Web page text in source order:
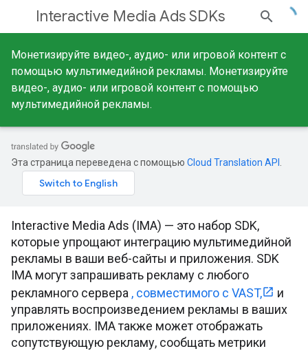
Interactive Media Ads SDKs
Монетизируйте видео-, аудио- или игровой контент с
помощью мультимедийной рекламы. Монетизируйте
видео-, аудио- или игровой контент с помощью
мультимедийной рекламы.
Эта страница переведена с помощью Cloud Translation API
Interactive Media Ads (IMA) — это набор SDK,
которые упрощают интеграцию мультимедийной
рекламы в ваши веб-сайты и приложения. SDK
IMA могут запрашивать рекламу с любого
рекламного сервера , совместимого с VAST,
и
управлять воспроизведением рекламы в ваших
приложениях. IMA также может отображать
сопутствующую рекламу, сообщать метрики